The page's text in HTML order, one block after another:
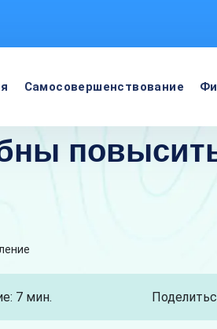
Самосовершенствование
7 мин.